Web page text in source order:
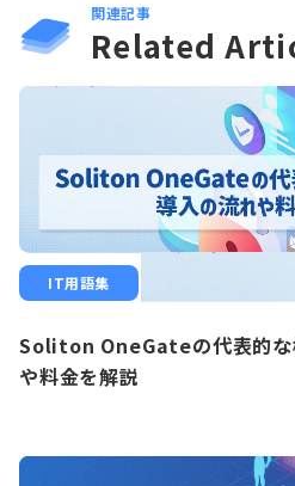
関連記事
Related
IT用語集
Soliton OneGateの代表的な
や料金を解説